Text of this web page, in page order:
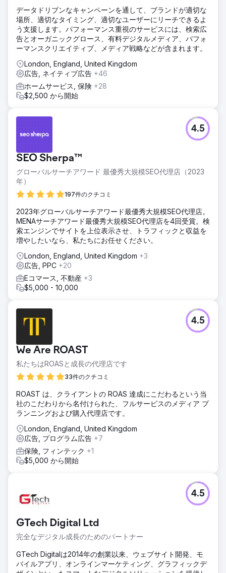
データドリブンなキャンペーンを通して、ブランドが適切な
場所、適切なタイミング、適切なユーザーにリーチできるよ
う支援します。パフォーマンス重視のサービスには、検索広
告とオーガニックグロース、有料デジタルメディア、パフォ
ーマンスクリエイティブ、メディア戦略などが含まれます。
London, England, United Kingdom
広告, ネイティブ広告 +46
ホームサービス, 保険 +28
$2,500 から開始
SEO Sherpa™
グローバルサーチアワード 最優秀大規模SEO代理店（2023
年）
197件のクチコミ
4.5
2023年グローバルサーチアワード最優秀大規模SEO代理店。
MENAサーチアワード最優秀大規模SEO代理店を4回受賞。検
索エンジンでサイトを上位表示させ、トラフィックと収益を
増やしたいなら、私たちにお任せください。
London, England, United Kingdom +3
広告, PPC +20
Eコマース, 不動産 +3
$5,000 - 10,000
We Are ROAST
私たちはROASと成長の代理店です
33件のクチコミ
4.5
ROAST は、クライアントの ROAS 達成にこだわるという当
社のこだわりから名付けられた、フルサービスのメディア プ
ランニングおよび購入代理店です。
London, England, United Kingdom
広告, プログラム広告 +7
保険, フィンテック +1
$5,000 から開始
GTech Digital Ltd
完全なデジタル成長のためのパートナー
4.5
GTech Digitalは2014年の創業以来、ウェブサイト開発、モ
バイルアプリ、オンラインマーケティング、グラフィックデ